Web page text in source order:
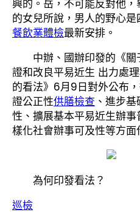
興的。岳，不可能反對他
的女兒所說，男人的野心
餐飲業體檢最新安排。
中辦、國辦印發的《
證和改良平易近生 出力處
的看法》6月9日對外公布
證公正性供膳檢查 、進步
性、擴展基本平易近生辦
樣化社會辦事可及性等方面
為何印發看法？
巡檢